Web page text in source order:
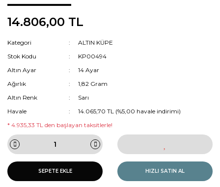
14.806,00 TL
Kategori
ALTIN KÜPE
Stok Kodu
KP00494
Altın Ayar
14 Ayar
Ağırlık
1,82 Gram
Altın Renk
Sarı
Havale
14.065,70 TL (%5,00 havale indirimi)
* 4.935,33 TL den başlayan taksitlerle!
SEPETE EKLE HIZLI SATIN AL